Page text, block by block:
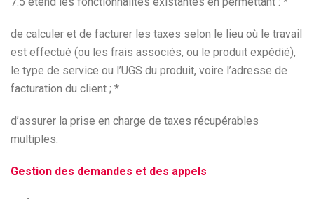
de calculer et de facturer les taxes selon le lieu où le travail
est effectué (ou les frais associés, ou le produit expédié),
le type de service ou l’UGS du produit, voire l’adresse de
facturation du client ; *
d’assurer la prise en charge de taxes récupérables
multiples.
Gestion des demandes et des appels